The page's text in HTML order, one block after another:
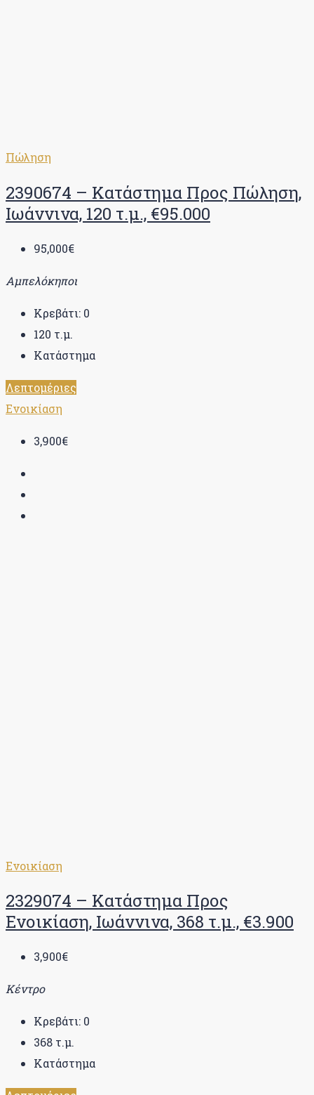
Πώληση
2390674 – Κατάστημα Προς Πώληση,
Ιωάννινα, 120 τ.μ., €95.000
95,000€
Αμπελόκηποι
Κρεβάτι: 0
120 τ.μ.
Κατάστημα
Λεπτομέριες
Ενοικίαση
3,900€
Ενοικίαση
2329074 – Κατάστημα Προς
Ενοικίαση, Ιωάννινα, 368 τ.μ., €3.900
3,900€
Κέντρο
Κρεβάτι: 0
368 τ.μ.
Κατάστημα